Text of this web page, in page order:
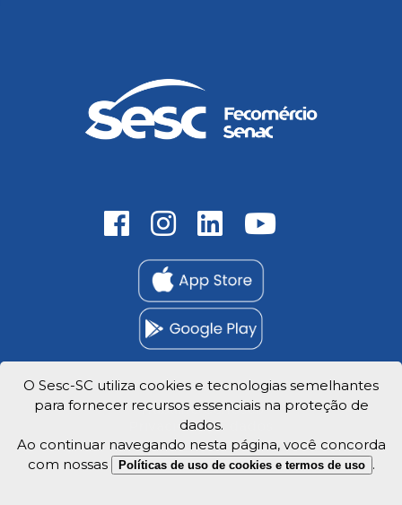
Trabalhe Conosco
Privacidade e dados
O Sesc-SC utiliza cookies e tecnologias semelhantes
para fornecer recursos essenciais na proteção de
dados.
Ao continuar navegando nesta página, você concorda
com nossas
Políticas de uso de cookies e termos de uso .